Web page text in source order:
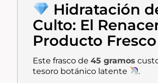
Hidratación
Culto: El
Producto Fresco
Este frasco de45 gramos
tesoro botánico latente
.